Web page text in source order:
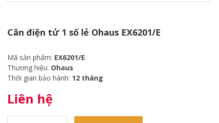
Cân điện tử 1 số lẻ Ohaus EX6201/E
Mã sản phẩm: EX6201/E
Thương hiệu: Ohaus
Thời gian bảo hành: 12 tháng
Liên hệ